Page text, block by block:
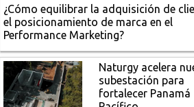
¿Cómo equilibrar la adquisición de
el posicionamiento de marca en el
Performance Marketing?
Naturgy acelera
subestación para
fortalecer Panamá